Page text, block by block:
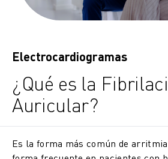
Electrocardiogramas
¿Qué es la
Auricular?
Es la forma más común de